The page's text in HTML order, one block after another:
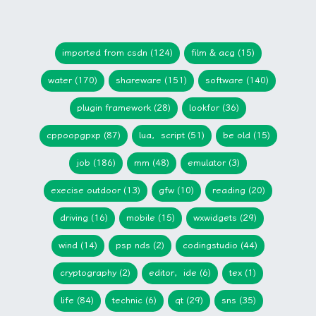
imported from csdn (124) film & acg (15)
water (170) shareware (151) software (140)
plugin framework (28) lookfor (36)
cppoopgpxp (87) lua，script (51) be old (15)
job (186) mm (48) emulator (3)
execise outdoor (13) gfw (10) reading (20)
driving (16) mobile (15) wxwidgets (29)
wind (14) psp nds (2) codingstudio (44)
cryptography (2) editor，ide (6) tex (1)
life (84) technic (6) qt (29) sns (35)